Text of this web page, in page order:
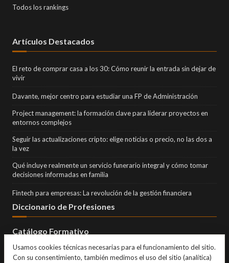
Todos los rankings
Artículos Destacados
El reto de comprar casa a los 30: Cómo reunir la entrada sin dejar de
vivir
Davante, mejor centro para estudiar una FP de Administración
Project management: la formación clave para liderar proyectos en
entornos complejos
Seguir las actualizaciones cripto: elige noticias o precio, no las dos a
la vez
Qué incluye realmente un servicio funerario integral y cómo tomar
decisiones informadas en familia
Fintech para empresas: La revolución de la gestión financiera
Diccionario de Profesiones
Catálogo Formativo
Usamos cookies técnicas necesarias para el funcionamiento del sitio.
Con su consentimiento, también medimos el uso del sitio (analítica)